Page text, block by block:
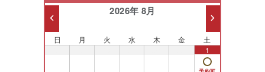
2026年 8月
日 月 火 水 木 金 土
1